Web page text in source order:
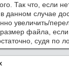
Так что, если
данном случае
увеличить/
файла,
судя по